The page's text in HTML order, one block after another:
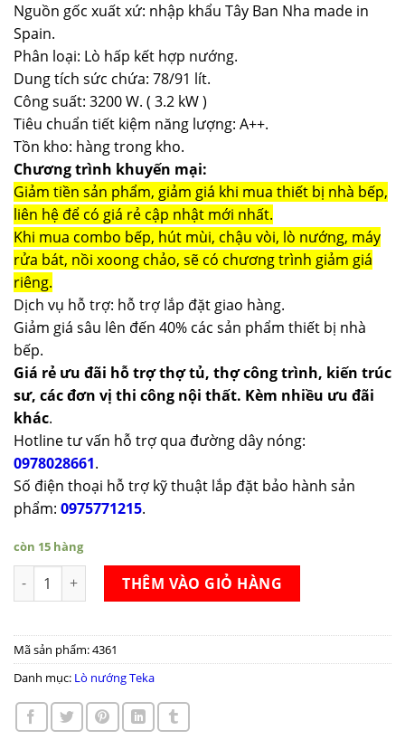
Nguồn gốc xuất xứ: nhập khẩu Tây Ban Nha made in
Spain.
Phân loại: Lò hấp kết hợp nướng.
Dung tích sức chứa: 78/91 lít.
Công suất: 3200 W. ( 3.2 kW )
Tiêu chuẩn tiết kiệm năng lượng: A++.
Tồn kho: hàng trong kho.
Chương trình khuyến mại:
Giảm tiền sản phẩm, giảm giá khi mua thiết bị nhà bếp,
liên hệ để có giá rẻ cập nhật mới nhất.
Khi mua combo bếp, hút mùi, chậu vòi, lò nướng, máy
rửa bát, nồi xoong chảo, sẽ có chương trình giảm giá
riêng.
Dịch vụ hỗ trợ: hỗ trợ lắp đặt giao hàng.
Giảm giá sâu lên đến 40% các sản phẩm thiết bị nhà
bếp.
Giá rẻ ưu đãi hỗ trợ thợ tủ, thợ công trình, kiến trúc
sư, các đơn vị thi công nội thất. Kèm nhiều ưu đãi
khác.
Hotline tư vấn hỗ trợ qua đường dây nóng:
0978028661.
Số điện thoại hỗ trợ kỹ thuật lắp đặt bảo hành sản
phẩm: 0975771215.
còn 15 hàng
Lò nướng Teka HL 940 số lượng
THÊM VÀO GIỎ HÀNG
Mã sản phẩm:4361
Danh mục: Lò nướng Teka